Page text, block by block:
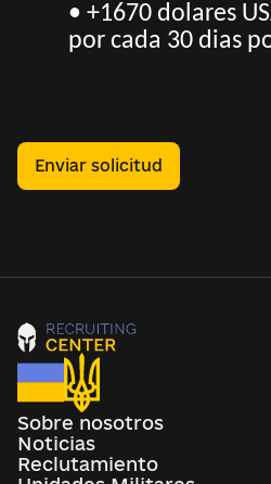
• +1670 dolares
por cada 30 dias
Enviar solicitud
Sobre nosotros
Noticias
Reclutamiento